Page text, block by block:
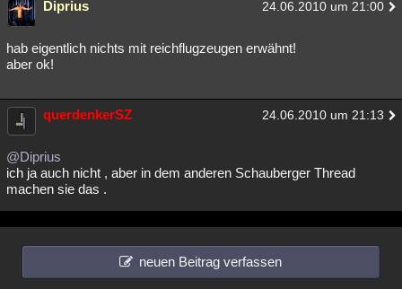
Diprius 24.06.2010 um 21:00
hab eigentlich nichts mit reichflugzeugen erwähnt!
aber ok!
querdenkerSZ 24.06.2010 um 21:13
@Diprius
ich ja auch nicht , aber in dem anderen Schauberger Thread
machen sie das .
neuen Beitrag verfassen